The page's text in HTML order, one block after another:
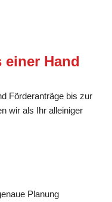
Hand
Förderanträge bis zur
wir als Ihr alleiniger
Planung